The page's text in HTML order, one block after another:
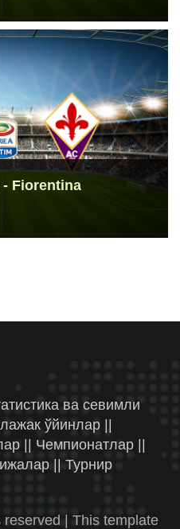
Fiorentina
ва севимли
ўйинлар ||
|| Чемпионатлар ||
|| Турнир
reserved | This template